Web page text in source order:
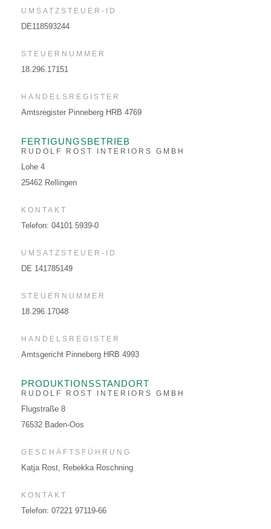
ZERTIFIKATE
DATENBLÄTTER
DOKUMENTE
TEAM
GERMAN
FRENCH
UMSATZSTEUER-ID
DE118593244
STEUERNUMMER
18.296.17151
HANDELSREGISTER
Amtsregister Pinneberg HRB 4769
FERTIGUNGSBETRIEB
RUDOLF ROST INTERIORS GMBH
Lohe 4
25462 Rellingen
KONTAKT
Telefon: 04101 5939-0
UMSATZSTEUER-ID
DE 141785149
STEUERNUMMER
18.296.17048
HANDELSREGISTER
Amtsgericht Pinneberg HRB 4993
PRODUKTIONSSTANDORT
RUDOLF ROST INTERIORS GMBH
Flugstraße 8
76532 Baden-Oos
GESCHÄFTSFÜHRUNG
Katja Rost, Rebekka Roschning
KONTAKT
Telefon: 07221 97119-66